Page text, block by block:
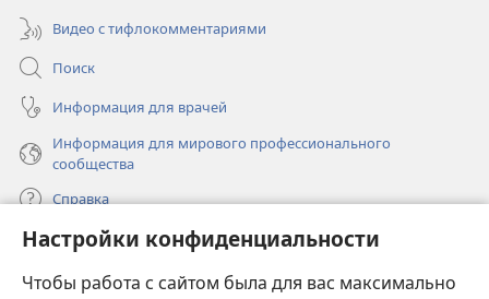
Настройки конфиденциальности
Чтобы работа с сайтом была для вас максимально
Видео с тифлокомментариями
Поиск
Информация для врачей
Информация для мирового профессионального
сообщества
Справка
Пожертвования
в